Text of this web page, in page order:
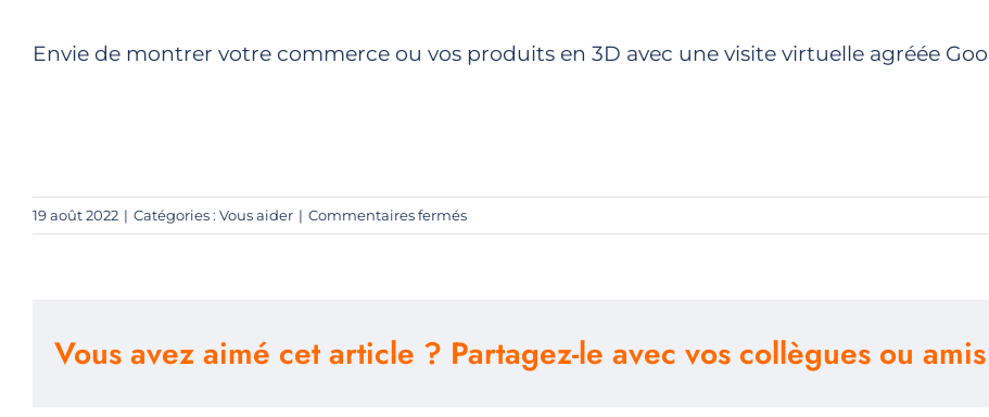
Envie de montrer votre commerce ou vos produits en 3D avec une visite virtuelle agréée
19 août 2022 | Catégories : Vous aider | Commentaires ferméssur
Valoriser
Vous avez aimé cet article ? Partagez-le avec vos collègues ou